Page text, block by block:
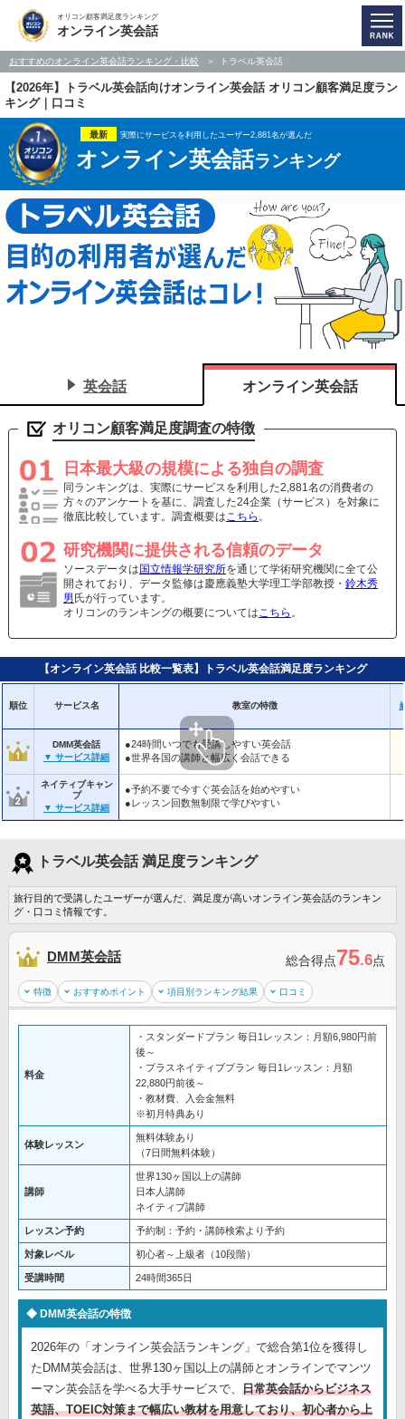
オリコン顧客満足度ランキング
オンライン英会話
おすすめのオンライン英会話ランキング・比較 トラベル英会話
【2026年】トラベル英会話向けオンライン英会話 オリコン顧客満足度ラン
キング｜口コミ
最新 実際にサービスを利用したユーザー2,881名が選んだ
オンライン英会話ランキング
英会話 オンライン英会話
オリコン顧客満足度調査の特徴
日本最大級の規模による独自の調査
同ランキングは、実際にサービスを利用した2,881名の消費者の
方々のアンケートを基に、調査した24企業（サービス）を対象に
徹底比較しています。調査概要はこちら 。
研究機関に提供される信頼のデータ
ソースデータは 国立情報学研究所を通じて学術研究機関に全て公
開されており、データ監修は慶應義塾大学理工学部教授・ 鈴木秀
男 氏が行っています。
オリコンのランキングの概要についてはこちら 。
【オンライン英会話 比較一覧表】トラベル英会話満足度ランキング
順位 サービス名 教室の特徴
DMM英会話
▼ サービス詳細
●24時間いつでも受講しやすい英会話
●世界各国の講師と幅広く会話できる
ネイティブキャン
プ
▼ サービス詳細
●予約不要で今すぐ英会話を始めやすい
●レッスン回数無制限で学びやすい
トラベル英会話 満足度ランキング
旅行目的で受講したユーザーが選んだ、満足度が高いオンライン英会話のランキン
グ・口コミ情報です。
DMM英会話 総合得点75.6点
特徴 おすすめポイント 項目別ランキング結果 口コミ
料金
・スタンダードプラン 毎日1レッスン：月額6,980円前
後～
・プラスネイティブプラン 毎日1レッスン：月額
22,880円前後～
・教材費、入会金無料
※初月特典あり
体験レッスン
無料体験あり
（7日間無料体験）
講師
世界130ヶ国以上の講師
日本人講師
ネイティブ講師
レッスン予約 予約制：予約・講師検索より予約
対象レベル 初心者～上級者（10段階）
受講時間 24時間365日
DMM英会話の特徴
2026年の「オンライン英会話ランキング」で総合第1位を獲得し
たDMM英会話は、世界130ヶ国以上の講師とオンラインでマンツ
ーマン英会話を学べる大手サービスで、 日常英会話からビジネス
英語、TOEIC対策まで幅広い教材を用意しており、初心者から上